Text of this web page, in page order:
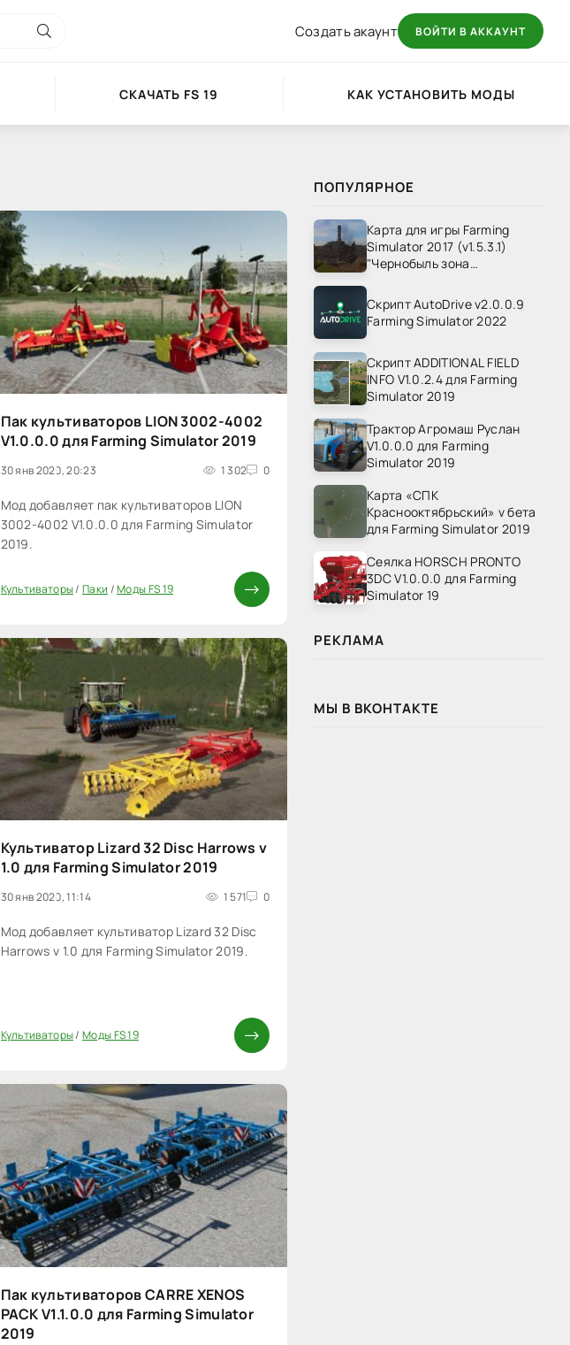
Создать акаунт ВОЙТИ В АККАУНТ
СКАЧАТЬ FS 19 КАК УСТАНОВИТЬ МОДЫ
Пак культиваторов LION 3002-4002
V1.0.0.0 для Farming Simulator 2019
30 янв 2020, 20:23 1 302 0
Мод добавляет пак культиваторов LION
3002-4002 V1.0.0.0 для Farming Simulator
2019.
Культиваторы/Паки /Моды FS 19
Культиватор Lizard 32 Disc Harrows v
1.0 для Farming Simulator 2019
30 янв 2020, 11:14 1 571 0
Мод добавляет культиватор Lizard 32 Disc
Harrows v 1.0 для Farming Simulator 2019.
Культиваторы/Моды FS 19
Пак культиваторов CARRE XENOS
PACK V1.1.0.0 для Farming Simulator
2019
ПОПУЛЯРНОЕ
Карта для игры Farming
Simulator 2017 (v1.5.3.1)
"Чернобыль зона
Скрипт AutoDrive v2.0.0.9
Farming Simulator 2022
Скрипт ADDITIONAL FIELD
INFO V1.0.2.4 для Farming
Simulator 2019
Трактор Агромаш Руслан
V1.0.0.0 для Farming
Simulator 2019
Карта «СПК
Краснооктябрьский» v бета
для Farming Simulator 2019
Сеялка HORSCH PRONTO
3DC V1.0.0.0 для Farming
Simulator 19
РЕКЛАМА
МЫ В ВКОНТАКТЕ